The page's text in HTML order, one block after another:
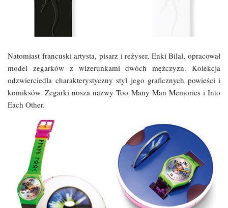
Natomiast francuski artysta, pisarz i reżyser, Enki Bilal, opracował
model zegarków z wizerunkami dwóch mężczyzn. Kolekcja
odzwierciedla charakterystyczny styl jego graficznych powieści i
komiksów. Zegarki nosza nazwy Too Many Man Memories i Into
Each Other.